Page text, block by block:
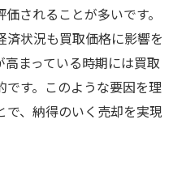
されることが多いです。
済状況も買取価格に影響を
まっている時期には買取
です。このような要因を理
で、納得のいく売却を実現